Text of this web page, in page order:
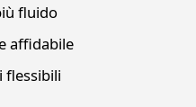
fluido
affidabile
flessibili